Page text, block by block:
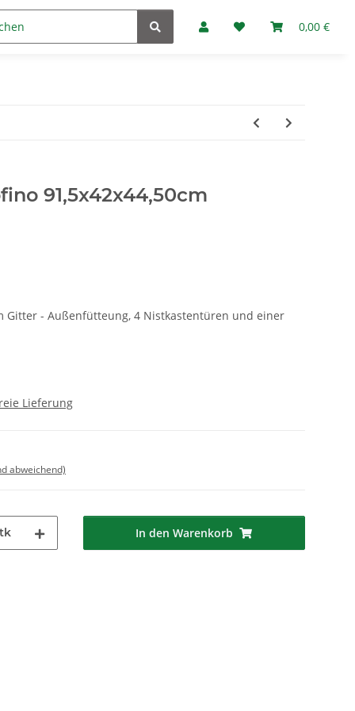
0,00 €
Marken
91,5x42x44,50cm
Gitter - Außenfütteung, 4 Nistkastentüren und einer
Lieferung
abweichend)
In den Warenkorb